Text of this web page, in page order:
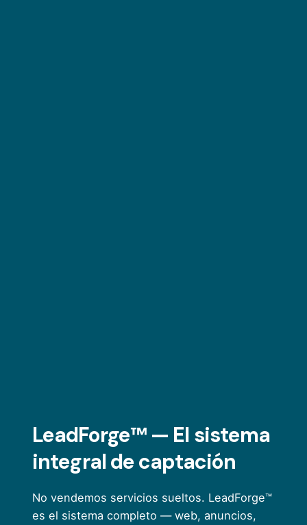
LeadForge™ — El sistema
integral de captación
No vendemos servicios sueltos. LeadForge™
es el sistema completo — web, anuncios,